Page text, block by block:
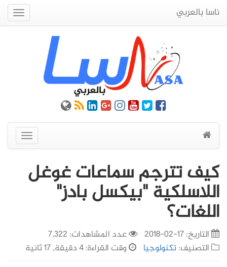
ناسا بالعربي
عرض
القائمة
كيف تترجم سماعات غوغل
اللاسلكية "بيكسل بادز"
اللغات؟
التاريخ:17-02-2018
عدد المشاهدات: 7,322
التصنيف:تكنولوجيا وقت القراءة: 4 دقيقة, 17 ثانية